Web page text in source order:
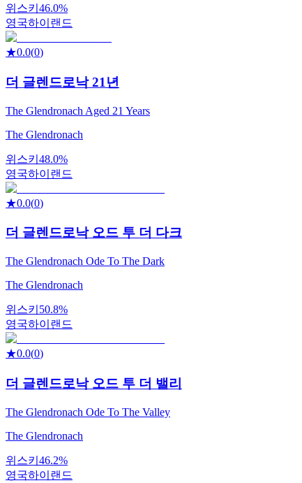
위스키 46.0%
영국하이랜드
★0.0(0)
더 글렌드로낙 21년
The Glendronach Aged 21 Years
The Glendronach
위스키 48.0%
영국하이랜드
★0.0(0)
더 글렌드로낙 오드 투 더 다크
The Glendronach Ode To The Dark
The Glendronach
위스키 50.8%
영국하이랜드
★0.0(0)
더 글렌드로낙 오드 투 더 밸리
The Glendronach Ode To The Valley
The Glendronach
위스키 46.2%
영국하이랜드